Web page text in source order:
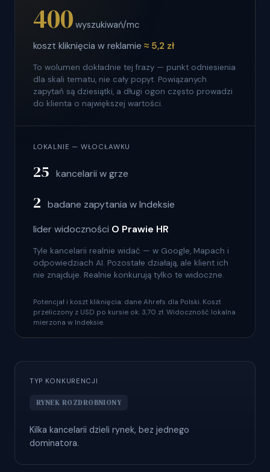
400 wyszukiwań/mc
koszt kliknięcia w reklamie ≈ 5,2 zł
To wolumen dokładnie tej frazy — punkt odniesienia
dla skali tematu, nie cały popyt. Powiązanych
zapytań są dziesiątki, a długi ogon często prowadzi
do klienta o największej wartości.
LOKALNIE — WŁOCŁAWKU
25 kancelarii w grze
2 badane zapytania w Indeksie
lider widoczności O Prawie HR
Tyle kancelarii realnie widać — w Google, Mapach i
odpowiedziach AI. Pozostałe działają, ale klient ich
nie znajduje. Realnie konkurują tylko te widoczne.
Potencjał i koszt kliknięcia: dane Ahrefs dla Polski. Koszt
przeliczony z USD po kursie ok. 3,70 zł. Widoczność lokalna
mierzona w Indeksie.
TYP KONKURENCJI
RYNEK ROZDROBNIONY
Kilka kancelarii dzieli rynek, bez jednego
dominatora.